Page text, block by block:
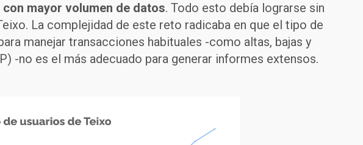
mayor volumen de datos. Todo esto debía lograrse sin
La complejidad de este reto radicaba en que el tipo de
manejar transacciones habituales -como altas, bajas y
-no es el más adecuado para generar informes extensos.